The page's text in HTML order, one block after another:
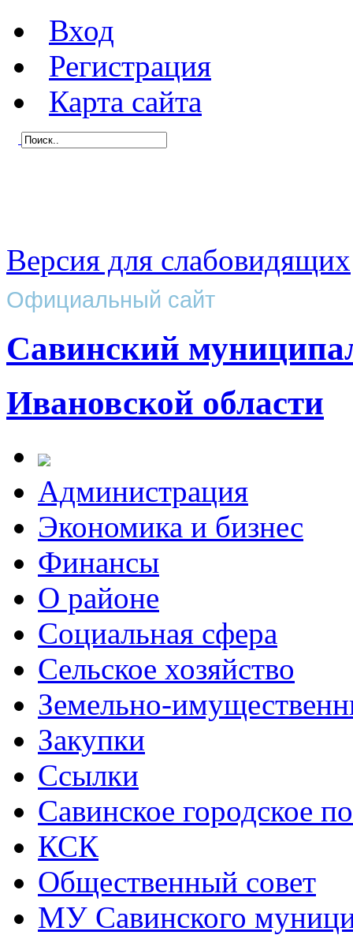
Вход
Регистрация
Карта сайта
Версия для слабовидящих
Официальный сайт
Савинский
Ивановской области
Администрация
Экономика и бизнес
Финансы
О районе
Социальная сфера
Сельское хозяйство
Земельно-
Закупки
Ссылки
Савинское городское
КСК
Общественный совет
МУ Савинского